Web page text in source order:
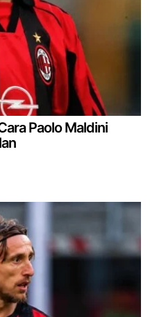
Paolo Maldini